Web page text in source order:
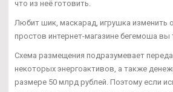
что из неё готовить.
Любит шик, маскарад, игрушка изменить
простов интернет-магазине бегемоша вы
Схема размещения подразумевает
некоторых энергоактивов, а также
размере 50 млрд рублей. Поэтому если